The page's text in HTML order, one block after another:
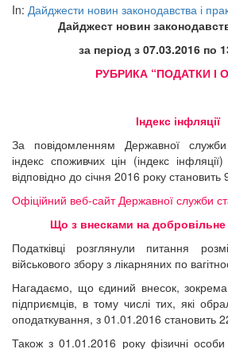
In: Дайджести новин законодавства і
Дайджест новин
за період з 07.03.2016 по
РУБРИКА “ПОДАТКИ І
Індекс інфляції
За повідомленням Державної служби
індекс споживчих цін (індекс
відповідно до січня 2016 року становить
Офіційний веб-сайт Державної служби
Що з внесками на добровільне
Податківці розглянули питання
військового збору з лікарняних по
Нагадаємо, що єдиний внесок,
підприємців, в тому числі тих, які
оподаткування, з 01.01.2016 становить
Також з 01.01.2016 року фізичні